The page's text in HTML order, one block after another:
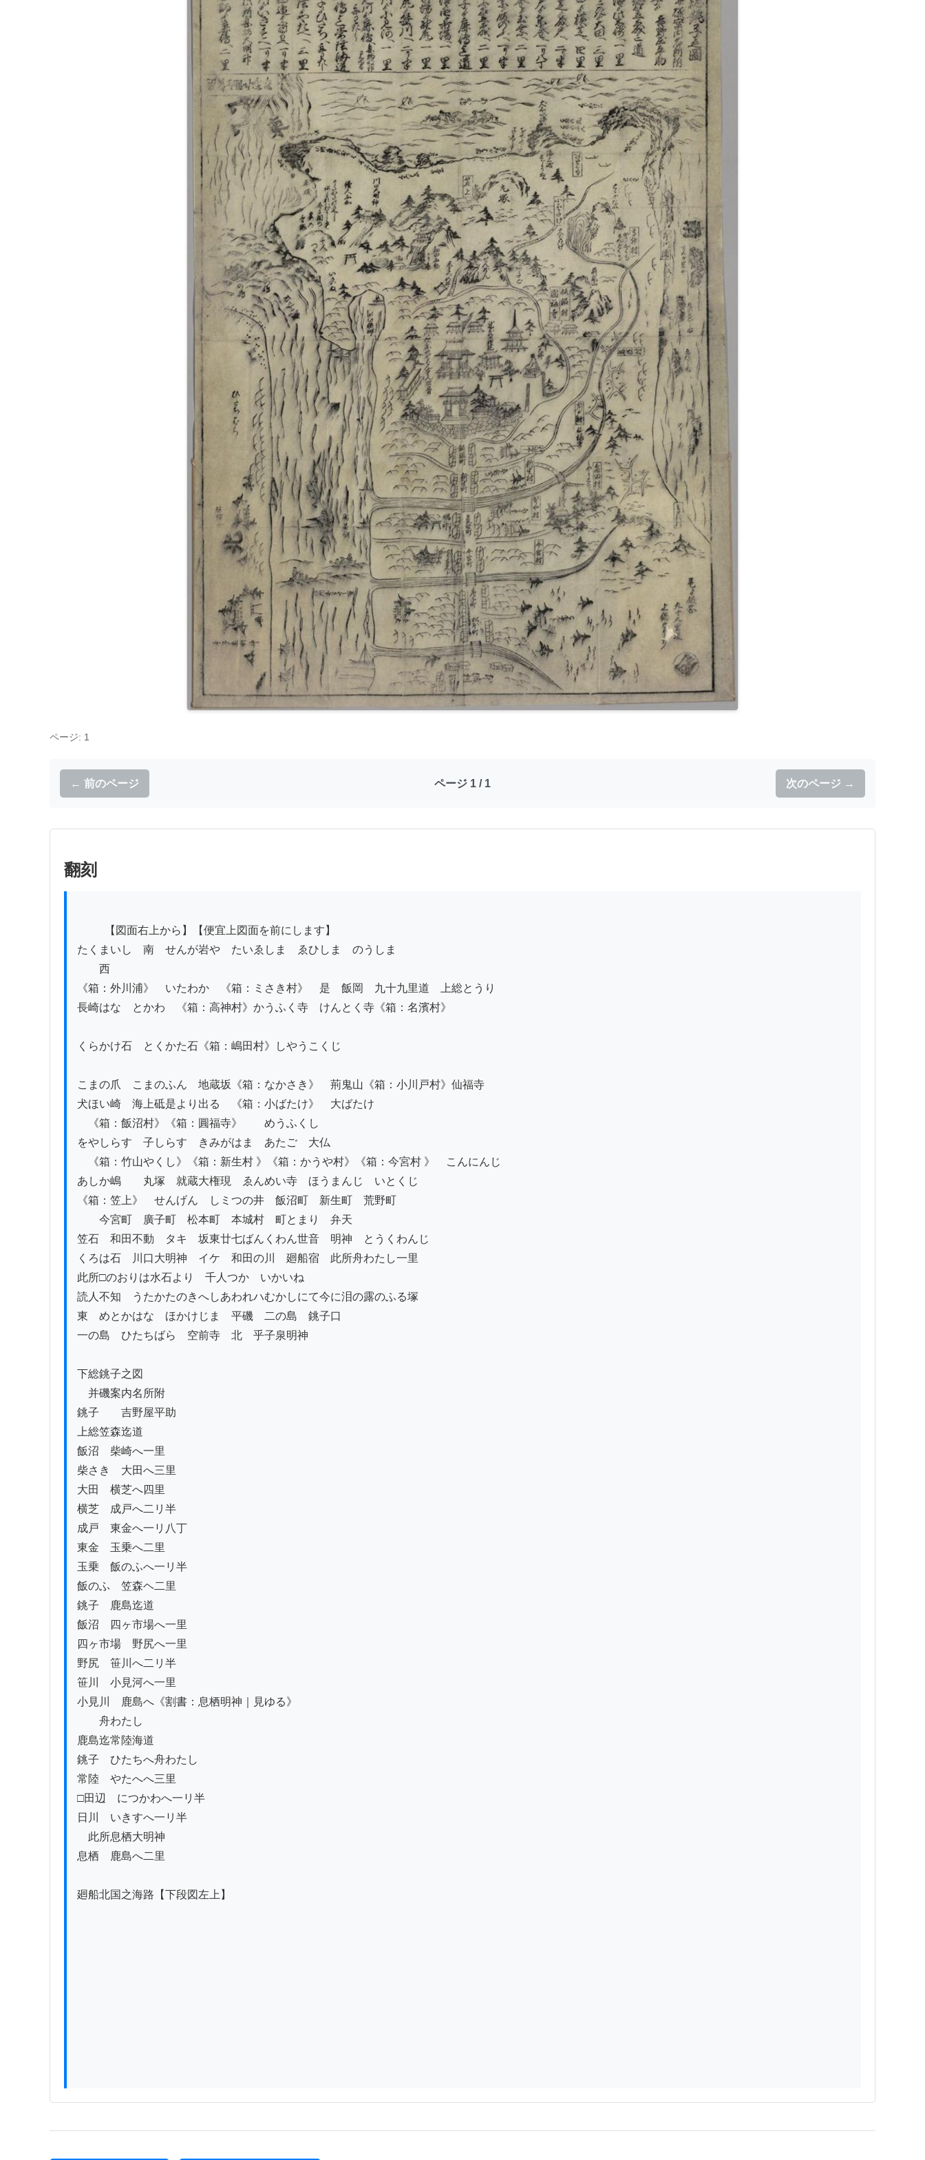
ページ: 1
← 前のページ ページ 1 / 1 次のページ →
翻刻
たくまいし　南　せんが岩や　たいゑしま　ゑひしま　のうしま
西
《箱：外川浦》　いたわか　《箱：ミさき村》　是ゟ飯岡　九十九里道　上総とうり
長崎はな　とかわ　《箱：高神村》かうふく寺　けんとく寺《箱：名濱村》
くらかけ石　とくかた石《箱：嶋田村》しやうこくじ
こまの爪　こまのふん　地蔵坂《箱：なかさき》　荊鬼山《箱：小川戸村》仙福寺
犬ほい崎　海上砥是より出る　《箱：小ばたけ》　大ばたけ
《箱：飯沼村》《箱：圓福寺》　　めうふくし
をやしらす　子しらす　きみがはま　あたご　大仏
《箱：竹山やくし》《箱：新生村 》《箱：かうや村》《箱：今宮村 》　こんにんじ
あしか嶋　　丸塚　就蔵大権現　ゑんめい寺　ほうまんじ　いとくじ
《箱：笠上》　せんげん　しミつの井　飯沼町　新生町　荒野町
今宮町　廣子町　松本町　本城村　町とまり　弁天
笠石　和田不動　タキ　坂東廿七ばんくわん世音　明神　とうくわんじ
くろは石　川口大明神　イケ　和田の川　廻船宿　此所舟わたし一里
此所□のおりは水石より　千人つか　いかいね
読人不知　うたかたのきへしあわれハむかしにて今に泪の露のふる塚
東　めとかはな　ほかけじま　平磯　二の島　銚子口
一の島　ひたちばら　空前寺　北　乎子泉明神
下総銚子之図
并磯案内名所附
銚子ゟ　吉野屋平助
上総笠森迄道
飯沼ゟ柴崎へ一里
柴さきゟ大田へ三里
大田ゟ横芝へ四里
横芝ゟ成戸へ二リ半
成戸ゟ東金へ一リ八丁
東金ゟ玉乗へ二里
玉乗ゟ飯のふへ一リ半
飯のふゟ笠森ヘ二里
銚子ゟ鹿島迄道
飯沼ゟ四ヶ市場へ一里
四ヶ市場ゟ野尻へ一里
野尻ゟ笹川へ二リ半
笹川ゟ小見河へ一里
小見川ゟ鹿島へ《割書：息栖明神｜見ゆる》
舟わたし
鹿島迄常陸海道
銚子ゟひたちへ舟わたし
常陸ゟやたへへ三里
□田辺ゟにつかわへ一リ半
日川ゟいきすへ一リ半
此所息栖大明神
息栖ゟ鹿島へ二里
廻船北国之海路【下段図左上】